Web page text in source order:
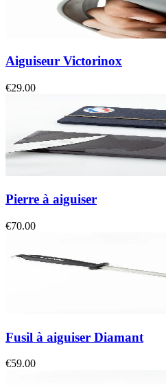
Aiguiseur Victorinox
€29.00
Pierre à aiguiser
€70.00
Fusil à aiguiser Diamant
€59.00